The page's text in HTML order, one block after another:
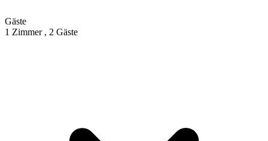
Gäste
1 Zimmer , 2 Gäste